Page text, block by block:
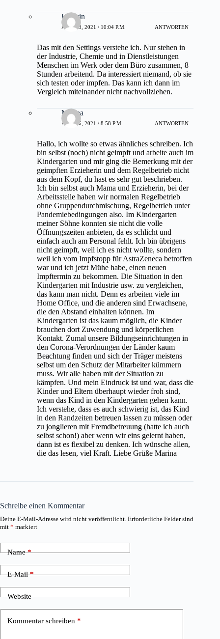
Kathrin
APRIL 3, 2021 / 10:04 P.M. ANTWORTEN
Das mit den Settings verstehe ich. Nur stehen in
der Industrie, Chemie und in Dienstleistungen
Menschen im Werk oder dem Büro zusammen, 8
Stunden arbeitend. Da interessiert niemand, ob sie
sich testen oder impfen. Das kann ich dann im
Vergleich miteinander nicht nachvollziehen.
Marina
APRIL 6, 2021 / 8:58 P.M. ANTWORTEN
Hallo, ich wollte so etwas ähnliches schreiben. Ich
bin selbst (noch) nicht geimpft und arbeite auch im
Kindergarten und mir ging die Bemerkung mit der
geimpften Erzieherin und dem Regelbetrieb nicht
aus dem Kopf, du hast es sehr gut beschrieben.
Ich bin selbst auch Mama und Erzieherin, bei der
Arbeitsstelle haben wir normalen Regelbetrieb
ohne Gruppendurchmischung, Regelbetrieb unter
Pandemiebedingungen also. Im Kindergarten
meiner Söhne konnten sie nicht die volle
Öffnungszeiten anbieten, da es schlicht und
einfach auch am Personal fehlt. Ich bin übrigens
nicht geimpft, weil ich es nicht wollte, sondern
weil ich vom Impfstopp für AstraZeneca betroffen
war und ich jetzt Mühe habe, einen neuen
Impftermin zu bekommen. Die Situation in den
Kindergarten mit Industrie usw. zu vergleichen,
das kann man nicht. Denn es arbeiten viele im
Home Office, und die anderen sind Erwachsene,
die den Abstand einhalten können. Im
Kindergarten ist das kaum möglich, die Kinder
brauchen dort Zuwendung und körperlichen
Kontakt. Zumal unsere Bildungseinrichtungen in
den Corona-Verordnungen der Länder kaum
Beachtung finden und sich der Träger meistens
selbst um den Schutz der Mitarbeiter kümmern
muss. Wir alle haben mit der Situation zu
kämpfen. Und mein Eindruck ist und war, dass die
Kinder und Eltern überhaupt wieder froh sind,
wenn das Kind in den Kindergarten gehen kann.
Ich verstehe, dass es auch schwierig ist, das Kind
in den Randzeiten betreuen lassen zu müssen oder
zu jonglieren mit Fremdbetreuung (hatte ich auch
selbst schon!) aber wenn wir eins gelernt haben,
dann ist es flexibel zu denken. Ich wünsche allen,
die das lesen, viel Kraft. Liebe Grüße Marina
Schreibe einen Kommentar
Deine E-Mail-Adresse wird nicht veröffentlicht. Erforderliche Felder sind
mit * markiert
Name*
E-Mail*
Website
Kommentar schreiben *